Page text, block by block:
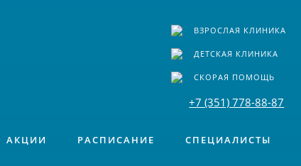
ВЗРОСЛАЯ КЛИНИКА
ДЕТСКАЯ КЛИНИКА
СКОРАЯ ПОМОЩЬ
+7 (351) 778-88-87
АКЦИИ РАСПИСАНИЕ СПЕЦИАЛИСТЫ